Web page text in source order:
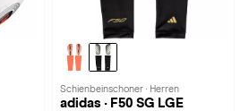
Schienbeinschoner · Herren
adidas · F50 SG LGE